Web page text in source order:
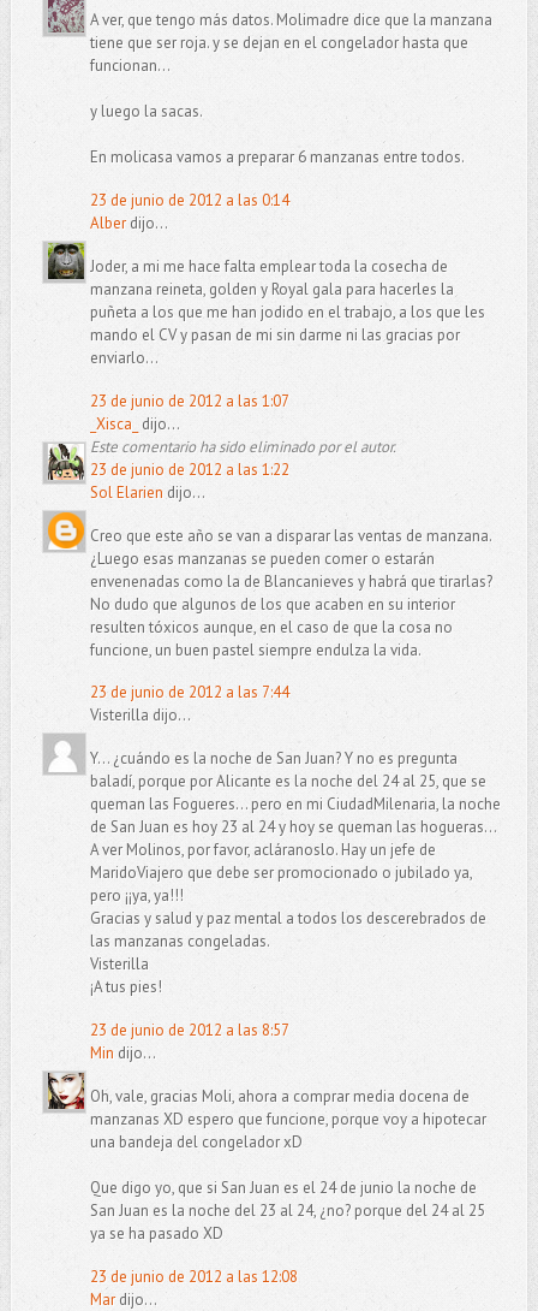
A ver, que tengo más datos. Molimadre dice que la manzana
tiene que ser roja. y se dejan en el congelador hasta que
funcionan...
y luego la sacas.
En molicasa vamos a preparar 6 manzanas entre todos.
23 de junio de 2012 a las 0:14
Alberdijo...
Joder, a mi me hace falta emplear toda la cosecha de
manzana reineta, golden y Royal gala para hacerles la
puñeta a los que me han jodido en el trabajo, a los que les
mando el CV y pasan de mi sin darme ni las gracias por
enviarlo...
23 de junio de 2012 a las 1:07
_Xisca_ dijo...
Este comentario ha sido eliminado por el autor.
23 de junio de 2012 a las 1:22
Sol Elarien dijo...
Creo que este año se van a disparar las ventas de manzana.
¿Luego esas manzanas se pueden comer o estarán
envenenadas como la de Blancanieves y habrá que tirarlas?
No dudo que algunos de los que acaben en su interior
resulten tóxicos aunque, en el caso de que la cosa no
funcione, un buen pastel siempre endulza la vida.
23 de junio de 2012 a las 7:44
Visterilla dijo...
Y... ¿cuándo es la noche de San Juan? Y no es pregunta
baladí, porque por Alicante es la noche del 24 al 25, que se
queman las Fogueres... pero en mi CiudadMilenaria, la noche
de San Juan es hoy 23 al 24 y hoy se queman las hogueras...
A ver Molinos, por favor, acláranoslo. Hay un jefe de
MaridoViajero que debe ser promocionado o jubilado ya,
pero ¡¡ya, ya!!!
Gracias y salud y paz mental a todos los descerebrados de
las manzanas congeladas.
Visterilla
¡A tus pies!
23 de junio de 2012 a las 8:57
Min dijo...
Oh, vale, gracias Moli, ahora a comprar media docena de
manzanas XD espero que funcione, porque voy a hipotecar
una bandeja del congelador xD
Que digo yo, que si San Juan es el 24 de junio la noche de
San Juan es la noche del 23 al 24, ¿no? porque del 24 al 25
ya se ha pasado XD
23 de junio de 2012 a las 12:08
Mardijo...